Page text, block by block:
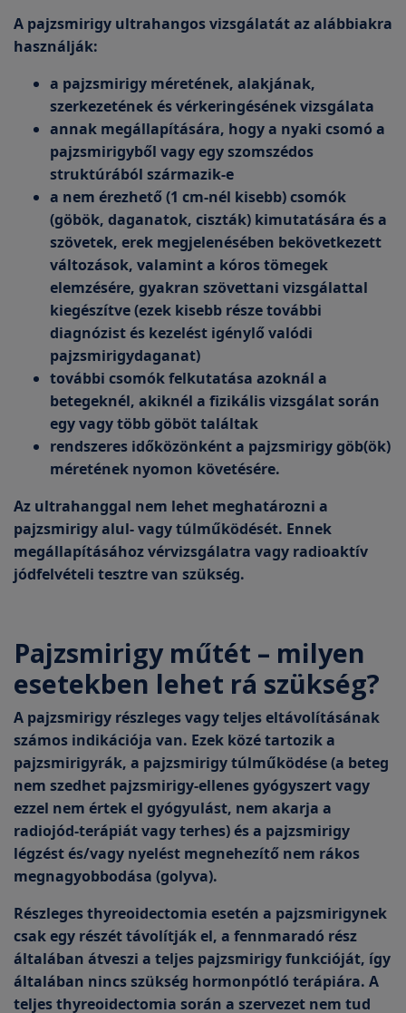
A pajzsmirigy ultrahangos vizsgálatát az alábbiakra
használják:
a pajzsmirigy méretének, alakjának,
szerkezetének és vérkeringésének vizsgálata
annak megállapítására, hogy a nyaki csomó a
pajzsmirigyből vagy egy szomszédos
struktúrából származik-e
a nem érezhető (1 cm-nél kisebb) csomók
(göbök, daganatok, ciszták) kimutatására és a
szövetek, erek megjelenésében bekövetkezett
változások, valamint a kóros tömegek
elemzésére, gyakran szövettani vizsgálattal
kiegészítve (ezek kisebb része további
diagnózist és kezelést igénylő valódi
pajzsmirigydaganat)
további csomók felkutatása azoknál a
betegeknél, akiknél a fizikális vizsgálat során
egy vagy több göböt találtak
rendszeres időközönként a pajzsmirigy göb(ök)
méretének nyomon követésére.
Az ultrahanggal nem lehet meghatározni a
pajzsmirigy alul- vagy túlműködését. Ennek
megállapításához vérvizsgálatra vagy radioaktív
jódfelvételi tesztre van szükség.
Pajzsmirigy műtét – milyen
esetekben lehet rá szükség?
A pajzsmirigy részleges vagy teljes eltávolításának
számos indikációja van. Ezek közé tartozik a
pajzsmirigyrák, a pajzsmirigy túlműködése (a beteg
nem szedhet pajzsmirigy-ellenes gyógyszert vagy
ezzel nem értek el gyógyulást, nem akarja a
radiojód-terápiát vagy terhes) és a pajzsmirigy
légzést és/vagy nyelést megnehezítő nem rákos
megnagyobbodása (golyva).
Részleges thyreoidectomia esetén a pajzsmirigynek
csak egy részét távolítják el, a fennmaradó rész
általában átveszi a teljes pajzsmirigy funkcióját, így
általában nincs szükség hormonpótló terápiára. A
teljes thyreoidectomia során a szervezet nem tud